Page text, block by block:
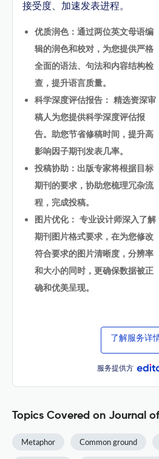
接受度、加速发表进程。
优质润色：通过两位英文母语编
辑的润色和校对，为您提供严格
全面的语法、句法和内容结构检
查，提升语言质量。
科学深度评估报告： 精选资深审
稿人为您提供科学深度评估报
告。助您节省修稿时间，提升高
影响因子期刊发表几率。
投稿协助：出版专家将根据目标
期刊的要求，协助您梳理冗杂流
程，完成投稿。
图片优化： 专业设计师深入了解
期刊图片格式要求，在为您修改
符合要求的图片清晰度，分辨率
和大小的同时，更确保数据被正
确和优美呈现。
了解服务详
服务提供方
Topics Covered on Journal
Metaphor Common ground